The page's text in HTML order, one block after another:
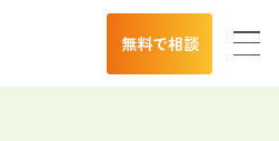
無料で相談